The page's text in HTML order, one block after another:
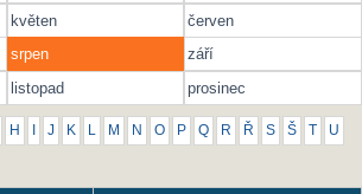
květen
červen
srpen
září
listopad prosinec
H J K L M N O P Q R Ř S Š U